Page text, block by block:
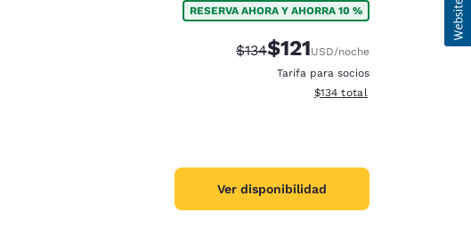
RESERVA AHORA Y AHORRA 10 %
Precio tachado:
$134Precio con descuento:
$121USD/noche
Tarifa para socios
Ver detalles del total
$134 total
Ver disponibilidad